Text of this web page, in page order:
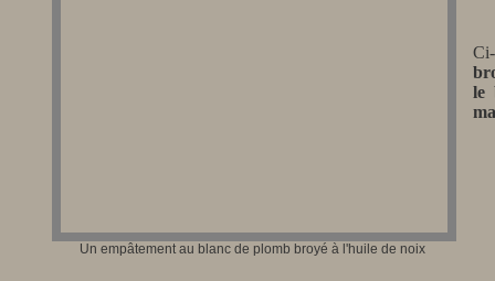
Un empâtement au blanc de plomb broyé à l'huile de noix
le